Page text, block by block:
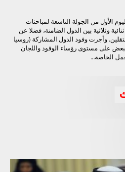
الأول من الجولة التاسعة لمباحثات
وثلاثية بين الدول الضامنة، فضلا عن
وأجرت وفود الدول المشاركة (روسيا
على مستوى رؤساء الوفود واللجان
الخاصة...